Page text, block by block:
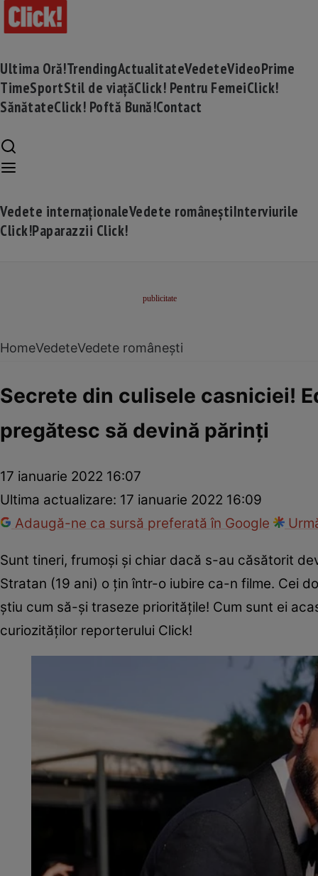
Ultima Oră!TrendingActualitateVedeteVideoPrime
TimeSportStil de viațăClick! Pentru FemeiClick!
SănătateClick! Poftă Bună!Contact
Vedete internaționaleVedete româneștiInterviurile
Click!Paparazzii Click!
HomeVedeteVedete românești
Secrete din culisele casniciei!
pregătesc să devină părinți
17 ianuarie 2022 16:07
Ultima actualizare: 17 ianuarie 2022 16:09
Adaugă-ne ca sursă preferată în Google
Sunt tineri, frumoși și chiar dacă s-au căsătorit
Stratan (19 ani) o țin într-o iubire ca-n filme. Cei
știu cum să-și traseze prioritățile! Cum sunt ei
curiozităților reporterului Click!